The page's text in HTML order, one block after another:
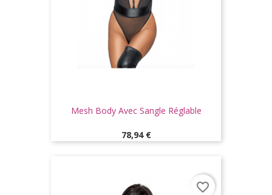
Mesh Body Avec Sangle Réglable
Prix
78,94 €
favorite_border